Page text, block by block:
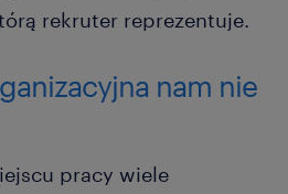
rekruter reprezentuje.
nam nie
pracy wiele